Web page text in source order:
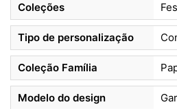
Coleções
Tipo de personalização
Coleção Família
Modelo do design